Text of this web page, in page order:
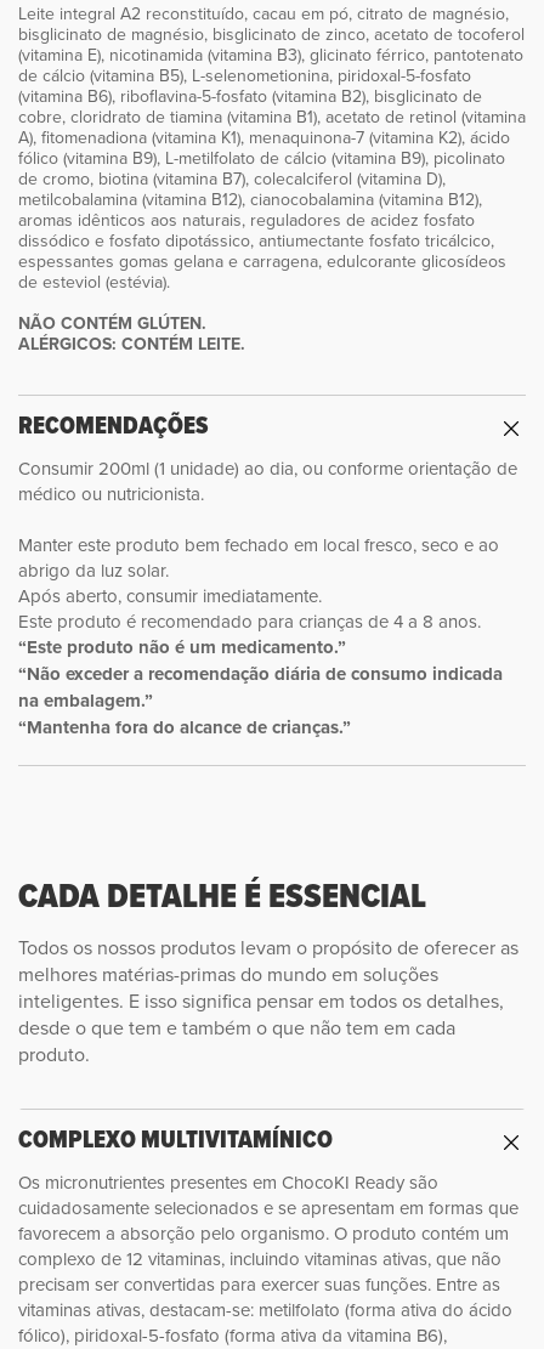
Leite integral A2 reconstituído, cacau em pó, citrato de magnésio,
bisglicinato de magnésio, bisglicinato de zinco, acetato de tocoferol
(vitamina E), nicotinamida (vitamina B3), glicinato férrico, pantotenato
de cálcio (vitamina B5), L-selenometionina, piridoxal-5-fosfato
(vitamina B6), riboflavina-5-fosfato (vitamina B2), bisglicinato de
cobre, cloridrato de tiamina (vitamina B1), acetato de retinol (vitamina
A), fitomenadiona (vitamina K1), menaquinona-7 (vitamina K2), ácido
fólico (vitamina B9), L-metilfolato de cálcio (vitamina B9), picolinato
de cromo, biotina (vitamina B7), colecalciferol (vitamina D),
metilcobalamina (vitamina B12), cianocobalamina (vitamina B12),
aromas idênticos aos naturais, reguladores de acidez fosfato
dissódico e fosfato dipotássico, antiumectante fosfato tricálcico,
espessantes gomas gelana e carragena, edulcorante glicosídeos
de esteviol (estévia).
NÃO CONTÉM GLÚTEN.
ALÉRGICOS: CONTÉM LEITE.
RECOMENDAÇÕES
Consumir 200ml (1 unidade) ao dia, ou conforme orientação de
médico ou nutricionista.
Manter este produto bem fechado em local fresco, seco e ao
abrigo da luz solar.
Após aberto, consumir imediatamente.
Este produto é recomendado para crianças de 4 a 8 anos.
“Este produto não é um medicamento.”
“Não exceder a recomendação diária de consumo indicada
na embalagem.”
“Mantenha fora do alcance de crianças.”
CADA DETALHE É ESSENCIAL
Todos os nossos produtos levam o propósito de oferecer as
melhores matérias-primas do mundo em soluções
inteligentes. E isso significa pensar em todos os detalhes,
desde o que tem e também o que não tem em cada
produto.
COMPLEXO MULTIVITAMÍNICO
Os micronutrientes presentes em ChocoKI Ready são
cuidadosamente selecionados e se apresentam em formas que
favorecem a absorção pelo organismo. O produto contém um
complexo de 12 vitaminas, incluindo vitaminas ativas, que não
precisam ser convertidas para exercer suas funções. Entre as
vitaminas ativas, destacam-se: metilfolato (forma ativa do ácido
fólico), piridoxal-5-fosfato (forma ativa da vitamina B6),